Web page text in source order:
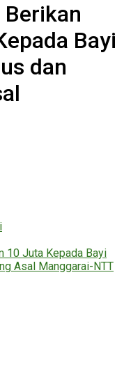
Bayi
dan